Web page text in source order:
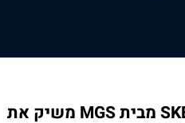
מותג הספורט והלייף סטייל הבינלאומי סקצ'רס ( (SKECHERS מבית MGS משיק את